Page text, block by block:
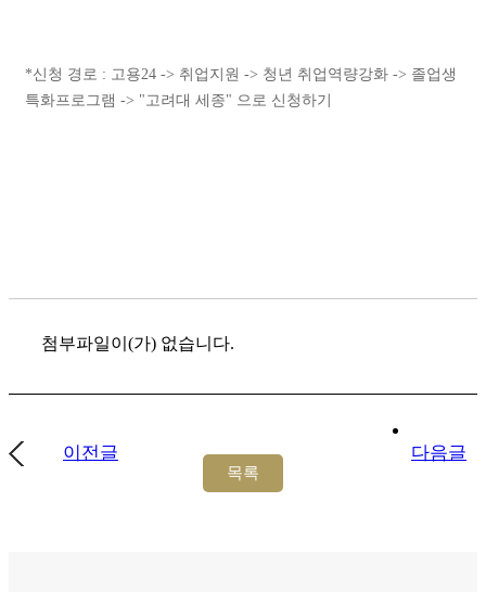
*신청 경로 : 고용24 -> 취업지원 -> 청년 취업역량강화 -> 졸업생
특화프로그램 -> "고려대 세종" 으로 신청하기
첨부파일이(가) 없습니다.
이전글 다음글